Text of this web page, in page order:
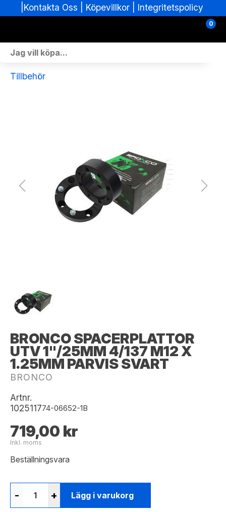
Köpevillkor| Integritetspolicy
0
Fordon i lager
Tillbehör
BRONCO SPACERPLATTOR
UTV 1"/25MM 4/137 M12 X
1.25MM PARVIS SVART
BRONCO
Artnr.
102511774-06652-1B
719,00 kr
Inkl. moms
Beställningsvara
- + Lägg i varukorg